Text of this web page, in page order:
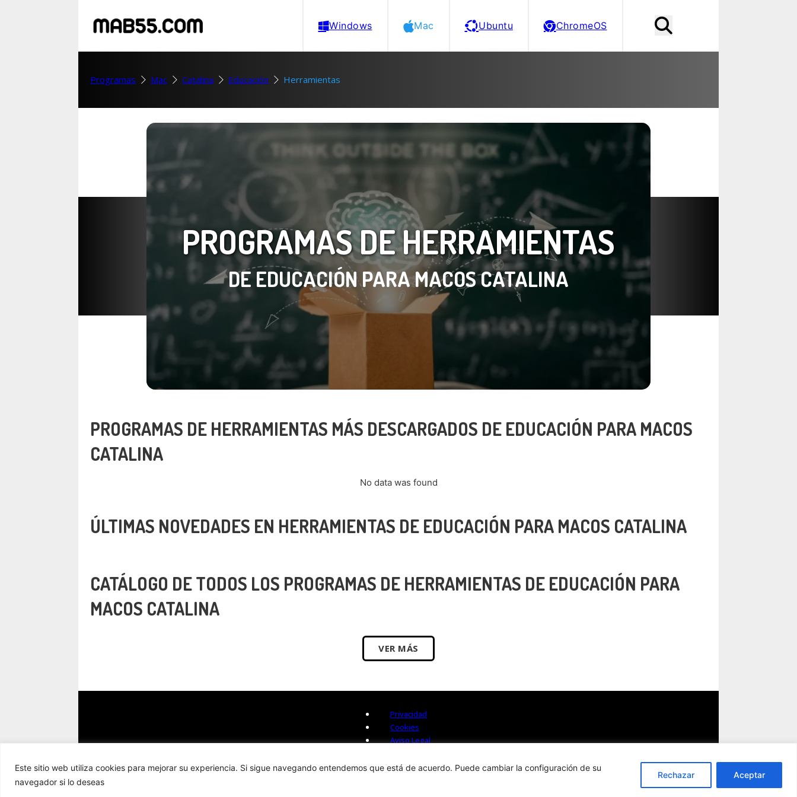
Este sitio web utiliza cookies para mejorar su experiencia. Si sigue navegando entendemos que está de acuerdo. Puede cambiar la configuración de su
navegador si lo deseas
Rechazar Aceptar
Windows Mac Ubuntu ChromeOS
Programas Mac Catalina Educación Herramientas
PROGRAMAS DE HERRAMIENTAS
DE EDUCACIÓN PARA MACOS CATALINA
PROGRAMAS DE HERRAMIENTAS MÁS DESCARGADOS DE EDUCACIÓN PARA MACOS
CATALINA
No data was found
ÚLTIMAS NOVEDADES EN HERRAMIENTAS DE EDUCACIÓN PARA MACOS CATALINA
CATÁLOGO DE TODOS LOS PROGRAMAS DE HERRAMIENTAS DE EDUCACIÓN PARA
MACOS CATALINA
VER MÁS
Privacidad
Cookies
Aviso Legal